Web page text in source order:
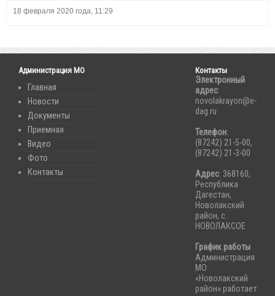
18 февраля 2020 года, 11:29
Администрация МО
Главная
Новости
Документы
Приемная
Видео
Фото
Контакты
Контакты
Электронный
адрес:
novolakrayon@e-
dag.ru
Телефон:
(87242) 21-5-00,
(87242) 21-3-00
Адрес: 368160,
Республика
Дагестан,
Новолакский
район, с.
НОВОЛАКСОЕ
График работы
Администрация
МО
«Новолакский
район» работает